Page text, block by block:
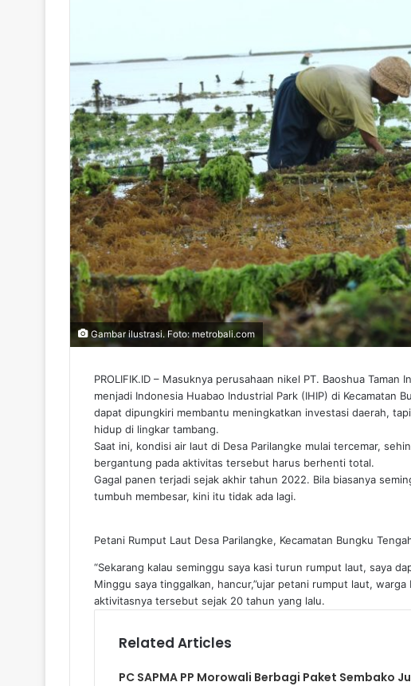
Gambar ilustrasi. Foto: metrobali.com
PROLIFIK.ID – Masuknya perusahaan nikel PT. Baoshua
menjadi Indonesia Huabao Industrial Park (IHIP) di Kecamatan
dapat dipungkiri membantu meningkatkan investasi daerah,
hidup di lingkar tambang.
Saat ini, kondisi air laut di Desa Parilangke mulai tercemar,
bergantung pada aktivitas tersebut harus berhenti total.
Gagal panen terjadi sejak akhir tahun 2022. Bila biasanya
tumbuh membesar, kini itu tidak ada lagi.
Petani Rumput Laut Desa Parilangke, Kecamatan Bungku
“Sekarang kalau seminggu saya kasi turun rumput laut, saya
Minggu saya tinggalkan, hancur,”ujar petani rumput laut,
aktivitasnya tersebut sejak 20 tahun yang lalu.
Related Articles
PC SAPMA PP Morowali Berbagi Paket Sembako